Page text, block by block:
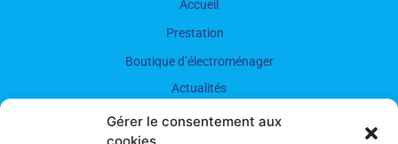
Gérer le consentement aux
Accueil
Prestation
Boutique d’électroménager
Actualités
Galerie photos